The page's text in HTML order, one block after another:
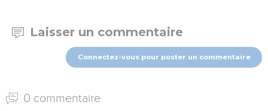
Laisser un commentaire
Connectez-vous pour poster un commentaire
0 commentaire